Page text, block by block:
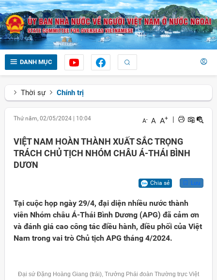
DANH MỤC
Thời sự Chính trị
Thứ năm, 02/05/2024 10:04 A- A A+ |
VIỆT NAM HOÀN THÀNH XUẤT SẮC TRỌNG
TRÁCH CHỦ TỊCH NHÓM CHÂU Á-THÁI BÌNH
DƯƠN
Chia sẻ Lưu
Tại cuộc họp ngày 29/4, đại diện nhiều nước thành
viên Nhóm châu Á-Thái Bình Dương (APG) đã cảm ơn
và đánh giá cao công tác điều hành, điều phối của Việt
Nam trong vai trò Chủ tịch APG tháng 4/2024.
Đại sứ Đặng Hoàng Giang (trái), Trưởng Phái đoàn Thường trực Việt